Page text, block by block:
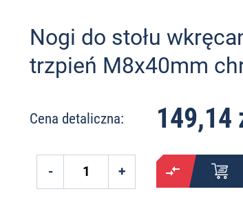
Nogi do stołu
trzpień M8x40mm
Cena detaliczna: 149,14